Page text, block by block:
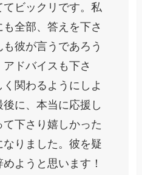
ビックリです。私
全部、答えを下さ
彼が言うであろう
ドバイスも下さ
関わるようにしよ
に、本当に応援し
下さり嬉しかった
りました。彼を疑
ようと思います！